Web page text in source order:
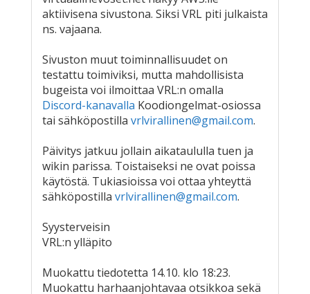
aktiivisena sivustona. Siksi VRL piti julkaista
ns. vajaana.
Sivuston muut toiminnallisuudet on
testattu toimiviksi, mutta mahdollisista
bugeista voi ilmoittaa VRL:n omalla
Discord-kanavalla Koodiongelmat-osiossa
tai sähköpostilla vrlvirallinen@gmail.com.
Päivitys jatkuu jollain aikataululla tuen ja
wikin parissa. Toistaiseksi ne ovat poissa
käytöstä. Tukiasioissa voi ottaa yhteyttä
sähköpostilla vrlvirallinen@gmail.com.
Syysterveisin
VRL:n ylläpito
Muokattu tiedotetta 14.10. klo 18:23.
Muokattu harhaanjohtavaa otsikkoa sekä